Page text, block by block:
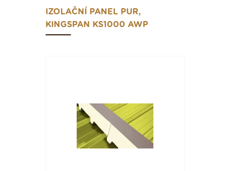
IZOLAČNÍ PANEL PUR,
KINGSPAN KS1000 AWP